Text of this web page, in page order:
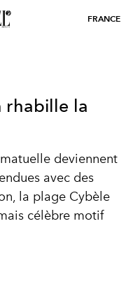
FRANCE
rhabille la
deviennent
avec des
la plage Cybèle
célèbre motif